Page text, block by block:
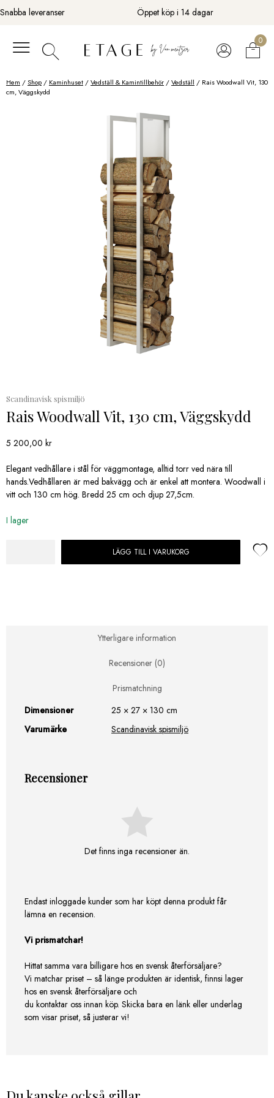
Fortsätt
till
Snabba leveranser Öppet köp i 14 dagar
0
Hem /Shop / Kaminhuset /Vedställ & Kamintillbehör /Vedställ / Rais Woodwall Vit, 130
cm, Väggskydd
Scandinavisk spismiljö
Rais Woodwall Vit, 130 cm, Väggskydd
5 200,00 kr
Elegant vedhållare i stål för väggmontage, alltid torr ved nära till
hands.Vedhållaren är med bakvägg och är enkel att montera. Woodwall i
vitt och 130 cm hög. Bredd 25 cm och djup 27,5cm.
I lager
LÄGG TILL I VARUKORG
Ytterligare information
Recensioner (0)
Prismatchning
Dimensioner
25 × 27 × 130 cm
Varumärke
Scandinavisk spismiljö
Recensioner
Det finns inga recensioner än.
Endast inloggade kunder som har köpt denna produkt får
lämna en recension.
Vi prismatchar!
Hittat samma vara billigare hos en svensk återförsäljare?
Vi matchar priset – så länge produkten är identisk, finnsi lager
hos en svensk återförsäljare och
du kontaktar oss innan köp. Skicka bara en länk eller underlag
som visar priset, så justerar vi!